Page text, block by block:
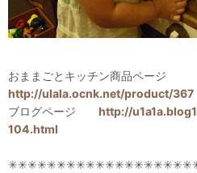
おままごとキッチン商品ページ
http://ulala.ocnk.net/product/367
ブログページ http://
104.html